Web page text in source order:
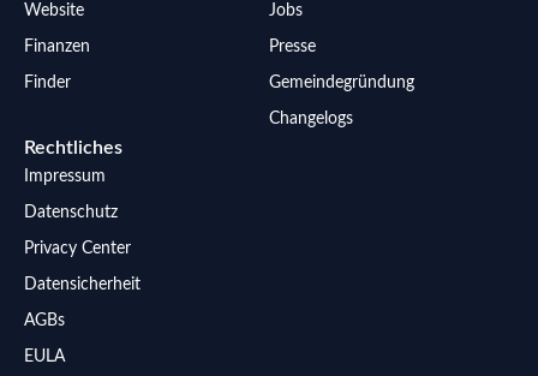
Website
Finanzen
Finder
Jobs
Presse
Gemeindegründung
Changelogs
Rechtliches
Impressum
Datenschutz
Privacy Center
Datensicherheit
AGBs
EULA